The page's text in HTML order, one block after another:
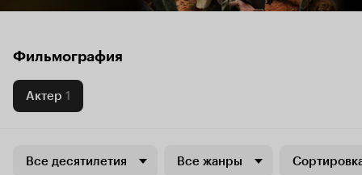
Фильмография
Актер 1
Все десятилетия Все жанры